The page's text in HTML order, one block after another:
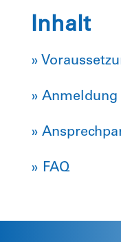
Inhalt
»
» Anmeldung
»
» FAQ